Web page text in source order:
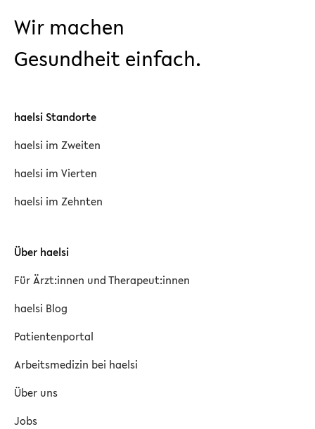
Wir machen
Gesundheit einfach.
haelsi Standorte
haelsi im Zweiten
haelsi im Vierten
haelsi im Zehnten
Über haelsi
Für Ärzt:innen und Therapeut:innen
haelsi Blog
Patientenportal
Arbeitsmedizin bei haelsi
Über uns
Jobs